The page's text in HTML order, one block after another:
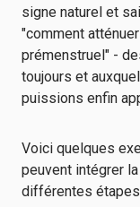
signe naturel et
"comment
prémenstruel" -
toujours et
puissions enfin
Voici quelques
peuvent intégrer
différentes